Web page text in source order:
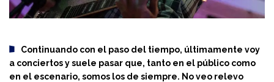
Continuando con el paso del tiempo, últimamente voy
a conciertos y suele pasar que, tanto en el público como
en el escenario, somos los de siempre. No veo relevo